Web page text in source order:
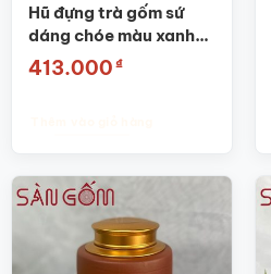
Hũ đựng trà gốm sứ
dáng chóe màu xanh
coban họa tiết hoa sen
chim én SG-BĐT59
413.000 ₫